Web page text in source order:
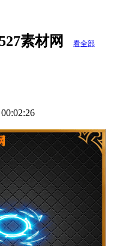
素材网 看全部